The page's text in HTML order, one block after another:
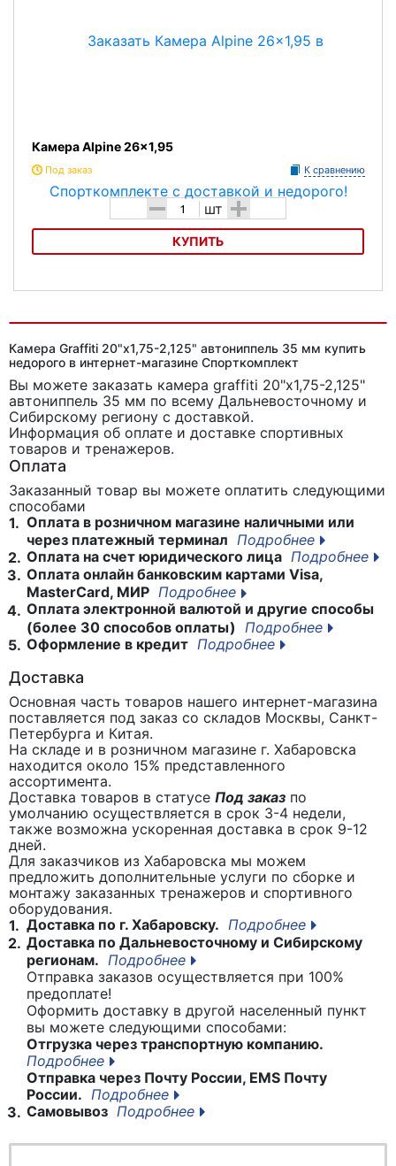
Камера Alpine 26x1,95
Под заказ К сравнению
- шт +
КУПИТЬ
Камера Graffiti 20"x1,75-2,125" автониппель 35 мм купить
недорого в интернет-магазине Спорткомплект
Вы можете заказать камера graffiti 20"x1,75-2,125"
автониппель 35 мм по всему Дальневосточному и
Сибирскому региону с доставкой.
Информация об оплате и доставке спортивных
товаров и тренажеров.
Оплата
Заказанный товар вы можете оплатить следующими
способами
1. Оплата в розничном магазине наличными или
через платежный терминал Подробнее
2. Оплата на счет юридического лица Подробнее
3. Оплата онлайн банковским картами Visa,
MasterCard, МИР Подробнее
4. Оплата электронной валютой и другие способы
(более 30 способов оплаты)
Подробнее
5. Оформление в кредит Подробнее
Доставка
Основная часть товаров нашего интернет-магазина
поставляется под заказ со складов Москвы, Санкт-
Петербурга и Китая.
На складе и в розничном магазине г. Хабаровска
находится около 15% представленного
ассортимента.
Доставка товаров в статусе Под заказ по
умолчанию осуществляется в срок 3-4 недели,
также возможна ускоренная доставка в срок 9-12
дней.
Для заказчиков из Хабаровска мы можем
предложить дополнительные услуги по сборке и
монтажу заказанных тренажеров и спортивного
оборудования.
1. Доставка по г. Хабаровску. Подробнее
2. Доставка по Дальневосточному и Сибирскому
регионам. Подробнее
Отправка заказов осуществляется при 100%
предоплате!
Оформить доставку в другой населенный пункт
вы можете следующими способами:
Отгрузка через транспортную компанию.
Подробнее
Отправка через Почту России, EMS Почту
России. Подробнее
3. Самовывоз Подробнее